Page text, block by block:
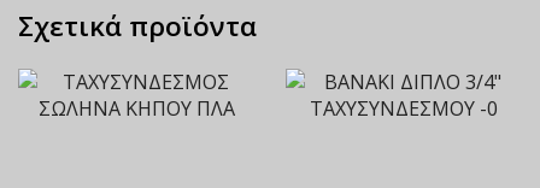
Σχετικά προϊόντα